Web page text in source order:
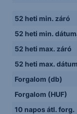
52 heti min. záró
52 heti min.
52 heti max. záró
52 heti max.
Forgalom (db)
Forgalom (HUF)
10 napos átl. forg.